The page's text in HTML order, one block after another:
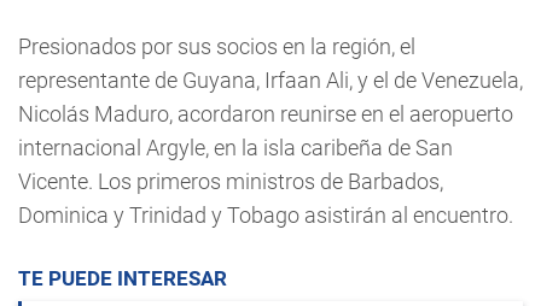
Presionados por sus socios en la región, el
representante de Guyana, Irfaan Ali, y el de Venezuela,
Nicolás Maduro, acordaron reunirse en el aeropuerto
internacional Argyle, en la isla caribeña de San
Vicente. Los primeros ministros de Barbados,
Dominica y Trinidad y Tobago asistirán al encuentro.
TE PUEDE INTERESAR